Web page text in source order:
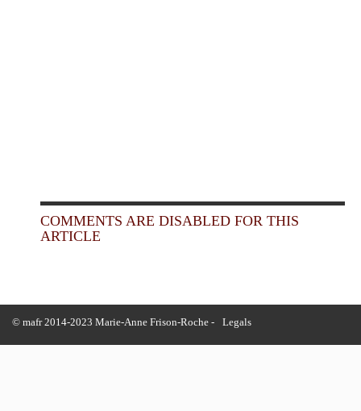
COMMENTS ARE DISABLED FOR THIS
ARTICLE
© mafr 2014-2023 Marie-Anne Frison-Roche - Legals